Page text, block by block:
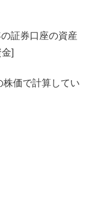
証券口座の資産
]
価で計算してい